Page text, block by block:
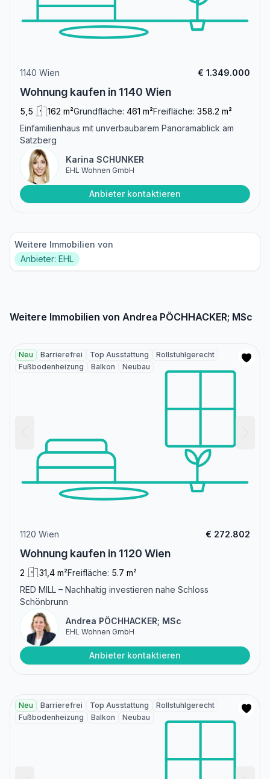
1140 Wien € 1.349.000
Wohnung kaufen in 1140 Wien
5,5 162 m²Grundfläche: 461 m²Freifläche: 358.2 m²
Einfamilienhaus mit unverbaubarem Panoramablick am
Satzberg
Karina SCHUNKER
EHL Wohnen GmbH
Anbieter kontaktieren
Weitere Immobilien von
Anbieter: EHL
Weitere Immobilien von Andrea PÖCHHACKER; MSc
Neu Barrierefrei Top Ausstattung
Rollstuhlgerecht
Fußbodenheizung
Balkon Neubau
1120 Wien € 272.802
Wohnung kaufen in 1120 Wien
2 31,4 m²Freifläche: 5.7 m²
RED MILL – Nachhaltig investieren nahe Schloss
Schönbrunn
Andrea PÖCHHACKER; MSc
EHL Wohnen GmbH
Anbieter kontaktieren
Neu Barrierefrei Top Ausstattung
Rollstuhlgerecht
Fußbodenheizung
Balkon Neubau